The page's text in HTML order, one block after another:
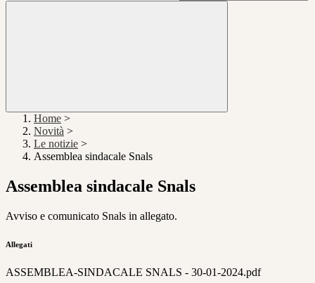
Home >
Novità >
Le notizie >
Assemblea sindacale Snals
Assemblea sindacale Snals
Avviso e comunicato Snals in allegato.
Allegati
ASSEMBLEA-SINDACALE SNALS - 30-01-2024.pdf